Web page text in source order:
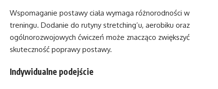
Wspomaganie postawy ciała wymaga różnorodności w
treningu. Dodanie do rutyny stretching’u, aerobiku oraz
ogólnorozwojowych ćwiczeń może znacząco zwiększyć
skuteczność poprawy postawy.
Indywidualne podejście